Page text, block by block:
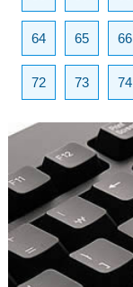
64 65 66
72 73 74